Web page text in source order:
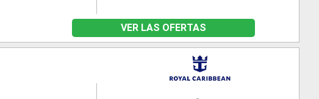
VER LAS OFERTAS